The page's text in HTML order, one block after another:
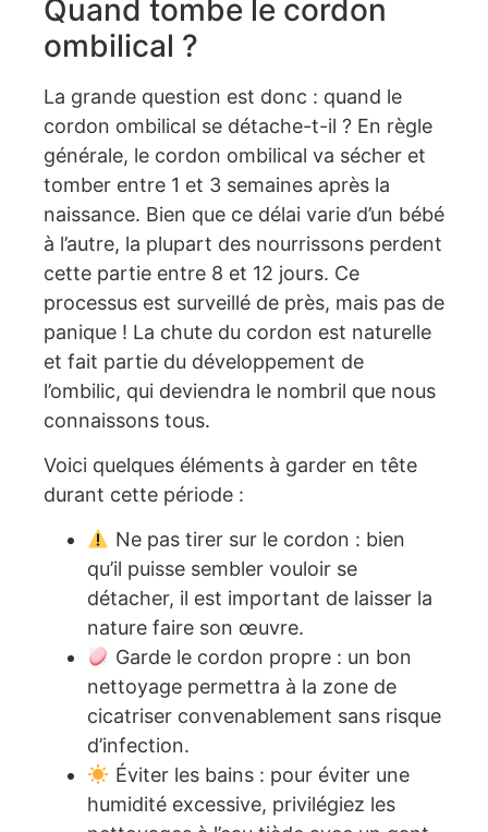
Quand tombe le cordon
ombilical ?
La grande question est donc : quand le
cordon ombilical se détache-t-il ? En règle
générale, le cordon ombilical va sécher et
tomber entre 1 et 3 semaines après la
naissance. Bien que ce délai varie d’un bébé
à l’autre, la plupart des nourrissons perdent
cette partie entre 8 et 12 jours. Ce
processus est surveillé de près, mais pas de
panique ! La chute du cordon est naturelle
et fait partie du développement de
l’ombilic, qui deviendra le nombril que nous
connaissons tous.
Voici quelques éléments à garder en tête
durant cette période :
Ne pas tirer sur le cordon : bien
qu’il puisse sembler vouloir se
détacher, il est important de laisser la
nature faire son œuvre.
Garde le cordon propre : un bon
nettoyage permettra à la zone de
cicatriser convenablement sans risque
d’infection.
Éviter les bains : pour éviter une
humidité excessive, privilégiez les